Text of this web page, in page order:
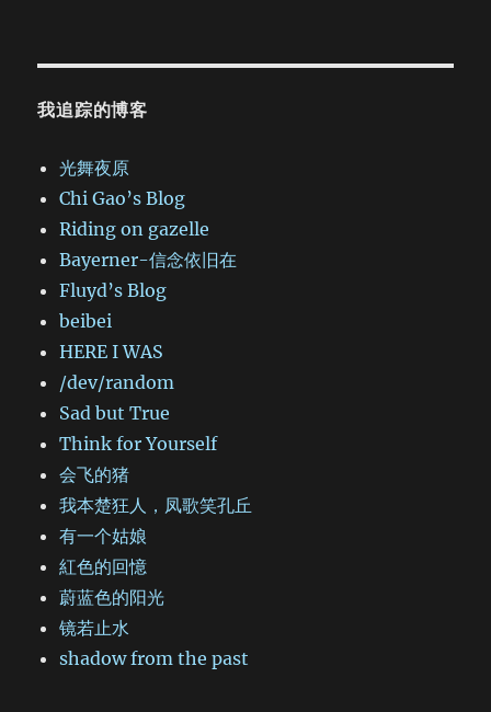
我追踪的博客
光舞夜原
Chi Gao’s Blog
Riding on gazelle
Bayerner-信念依旧在
Fluyd’s Blog
beibei
HERE I WAS
/dev/random
Sad but True
Think for Yourself
会飞的猪
我本楚狂人，凤歌笑孔丘
有一个姑娘
紅色的回憶
蔚蓝色的阳光
镜若止水
shadow from the past